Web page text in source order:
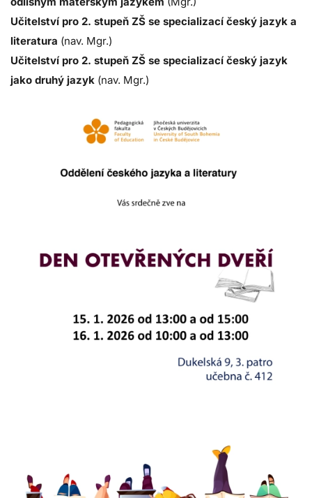
Učitelství pro 2. stupeň ZŠ se specializací český jazyk a
literatura (nav. Mgr.)
Učitelství pro 2. stupeň ZŠ se specializací český jazyk
jako druhý jazyk (nav. Mgr.)